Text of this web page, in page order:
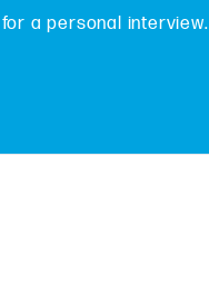
a personal interview.